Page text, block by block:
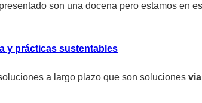
son una docena pero estamos en
y prácticas sustentables
a largo plazo que son soluciones